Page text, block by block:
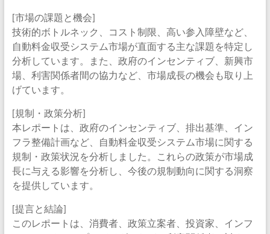
[市場の課題と機会]
技術的ボトルネック、コスト制限、高い参入障壁など、
自動料金収受システム市場が直面する主な課題を特定し
分析しています。また、政府のインセンティブ、新興市
場、利害関係者間の協力など、市場成長の機会も取り上
げています。
[規制・政策分析]
本レポートは、政府のインセンティブ、排出基準、イン
フラ整備計画など、自動料金収受システム市場に関する
規制・政策状況を分析しました。これらの政策が市場成
長に与える影響を分析し、今後の規制動向に関する洞察
を提供しています。
[提言と結論]
このレポートは、消費者、政策立案者、投資家、インフ